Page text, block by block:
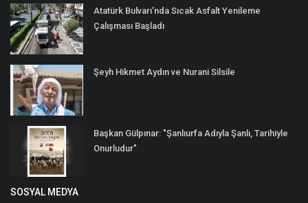
Atatürk Bulvarı’nda Sıcak Asfalt Yenileme
Çalışması Başladı
Şeyh Hikmet Aydın ve Nurani Silsile
Başkan Gülpınar: "Şanlıurfa Adıyla Şanlı, Tarihiyle
Onurludur"
SOSYAL MEDYA